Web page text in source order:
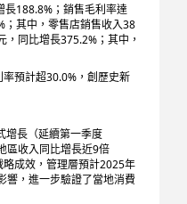
188.8%；銷售毛利率達
；其中，零售店銷售收入38
同比增長375.2%；其中，
預計超30.0%，創歷史新
增長（延續第一季度
區收入同比增長近9倍
成效，管理層預計2025年
響，進一步驗證了當地消費